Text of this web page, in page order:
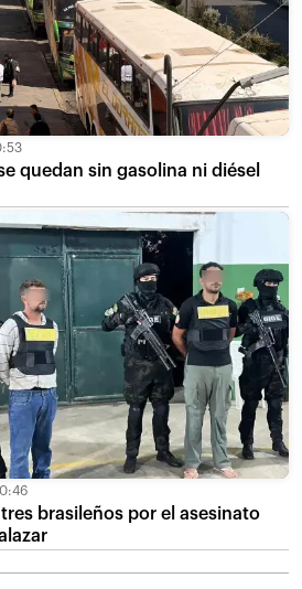
quedan sin gasolina ni diésel
brasileños por el asesinato